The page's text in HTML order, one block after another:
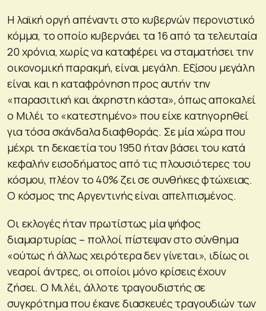
Η λαϊκή οργή απέναντι στο κυβερνών περονιστικό
κόμμα, το οποίο κυβερνάει τα 16 από τα τελευταία
20 χρόνια, χωρίς να καταφέρει να σταματήσει την
οικονομική παρακμή, είναι μεγάλη. Εξίσου μεγάλη
είναι και η καταφρόνηση προς αυτήν την
«παρασιτική και άχρηστη κάστα», όπως αποκαλεί
ο Μιλέι το «κατεστημένο» που είχε κατηγορηθεί
για τόσα σκάνδαλα διαφθοράς. Σε μία χώρα που
μέχρι τη δεκαετία του 1950 ήταν βάσει του κατά
κεφαλήν εισοδήματος από τις πλουσιότερες του
κόσμου, πλέον το 40% ζει σε συνθήκες φτώχειας.
Ο κόσμος της Αργεντινής είναι απελπισμένος.
Οι εκλογές ήταν πρωτίστως μία ψήφος
διαμαρτυρίας – πολλοί πίστεψαν στο σύνθημα
«ούτως ή άλλως χειρότερα δεν γίνεται», ιδίως οι
νεαροί άντρες, οι οποίοι μόνο κρίσεις έχουν
ζήσει. Ο Μιλέι, άλλοτε τραγουδιστής σε
συγκρότημα που έκανε διασκευές τραγουδιών των